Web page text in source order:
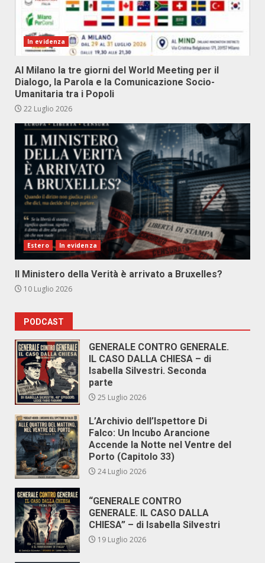
In evidenza
Al Milano la tre giorni del World Meeting per il
Dialogo, la Parola e la Comunicazione Socio-
Umanitaria tra i Popoli
22 Luglio 2026
Estero In evidenza
Il Ministero della Verità è arrivato a Bruxelles?
10 Luglio 2026
PODCAST
GENERALE CONTRO GENERALE.
IL CASO DALLA CHIESA – di
Isabella Silvestri. Seconda
parte
25 Luglio 2026
L’Archivio dell’Ispettore Di
Falco: Un Incubo Arancione
Accende la Notte nel Ventre del
Porto (Capitolo 33)
24 Luglio 2026
“GENERALE CONTRO
GENERALE. IL CASO DALLA
CHIESA” – di Isabella Silvestri
19 Luglio 2026